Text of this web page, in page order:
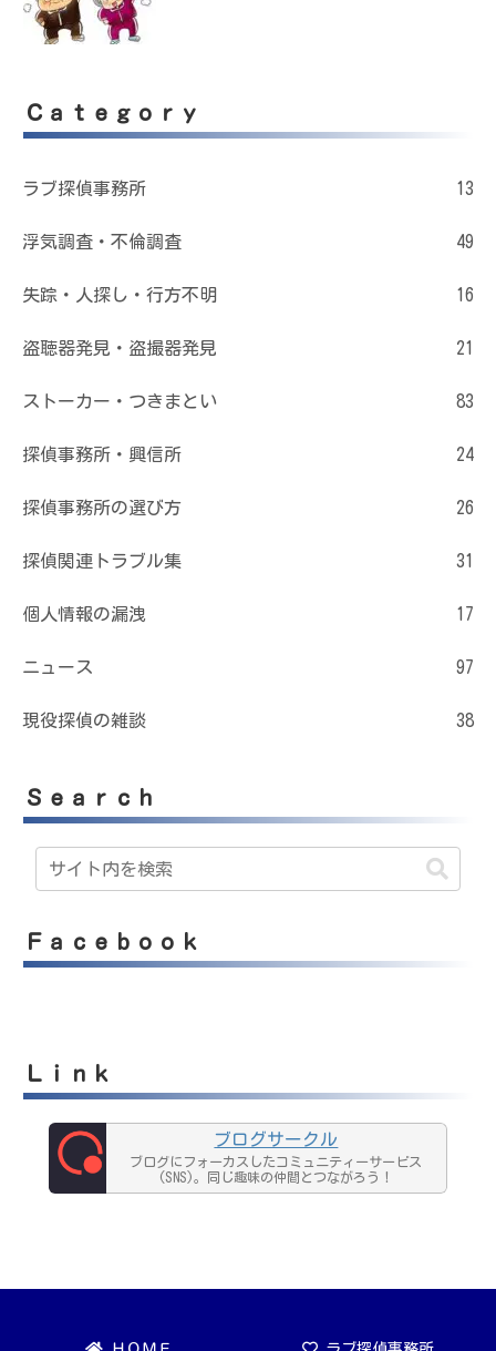
Ｃａｔｅｇｏｒｙ
ラブ探偵事務所 13
浮気調査・不倫調査 49
失踪・人探し・行方不明 16
盗聴器発見・盗撮器発見 21
ストーカー・つきまとい 83
探偵事務所・興信所 24
探偵事務所の選び方 26
探偵関連トラブル集 31
個人情報の漏洩 17
ニュース 97
現役探偵の雑談 38
Ｓｅａｒｃｈ
Ｆａｃｅｂｏｏｋ
Ｌｉｎｋ
ブログサークル
ブログにフォーカスしたコミュニティーサービス
(SNS)。同じ趣味の仲間とつながろう！